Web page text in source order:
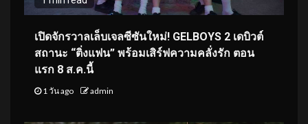
เปิดจักรวาลเล็บเจลซีซันใหม่! GELBOYS 2 เดบิวต์
สถานะ “ติ่งแฟน” พร้อมเสิร์ฟความคลั่งรัก ตอน
แรก 8 ส.ค.นี้
1 วัน ago admin